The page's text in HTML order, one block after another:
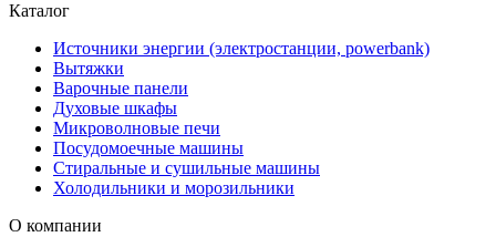
Каталог
Источники энергии (электростанции, powerbank)
Вытяжки
Варочные панели
Духовые шкафы
Микроволновые печи
Посудомоечные машины
Стиральные и сушильные машины
Холодильники и морозильники
О компании